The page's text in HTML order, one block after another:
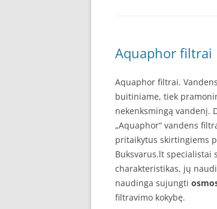
Aquaphor filtrai
Aquaphor filtrai.
buitiniame, tiek
nekenksmingą vandenį.
„Aquaphor“ vandens
pritaikytus skirtingiems
Buksvarus.lt
charakteristikas, jų
naudinga sujungti
filtravimo kokybę.